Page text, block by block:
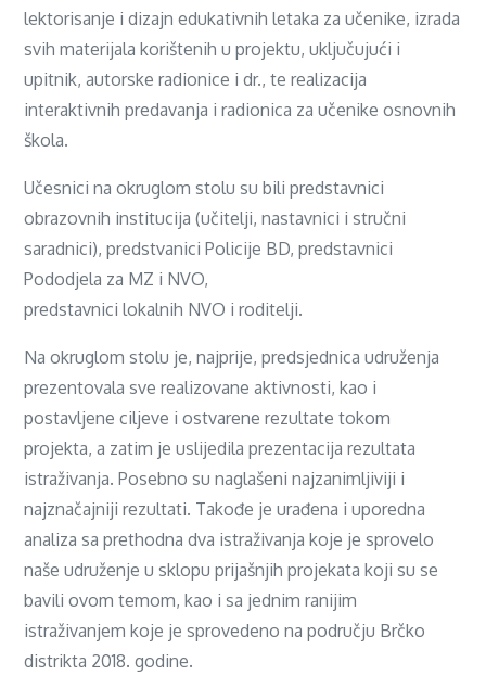
lektorisanje i dizajn edukativnih letaka za učenike, izrada
svih materijala korištenih u projektu, uključujući i
upitnik, autorske radionice i dr., te realizacija
interaktivnih predavanja i radionica za učenike osnovnih
škola.
Učesnici na okruglom stolu su bili predstavnici
obrazovnih institucija (učitelji, nastavnici i stručni
saradnici), predstvanici Policije BD, predstavnici
Pododjela za MZ i NVO,
predstavnici lokalnih NVO i roditelji.
Na okruglom stolu je, najprije, predsjednica udruženja
prezentovala sve realizovane aktivnosti, kao i
postavljene ciljeve i ostvarene rezultate tokom
projekta, a zatim je uslijedila prezentacija rezultata
istraživanja. Posebno su naglašeni najzanimljiviji i
najznačajniji rezultati. Takođe je urađena i uporedna
analiza sa prethodna dva istraživanja koje je sprovelo
naše udruženje u sklopu prijašnjih projekata koji su se
bavili ovom temom, kao i sa jednim ranijim
istraživanjem koje je sprovedeno na području Brčko
distrikta 2018. godine.